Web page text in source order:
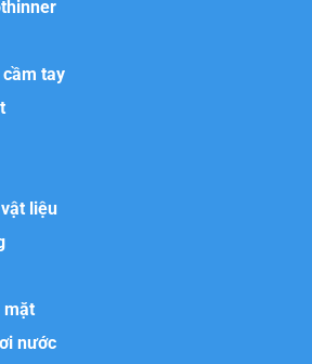
tay
liệu
mặt
nước